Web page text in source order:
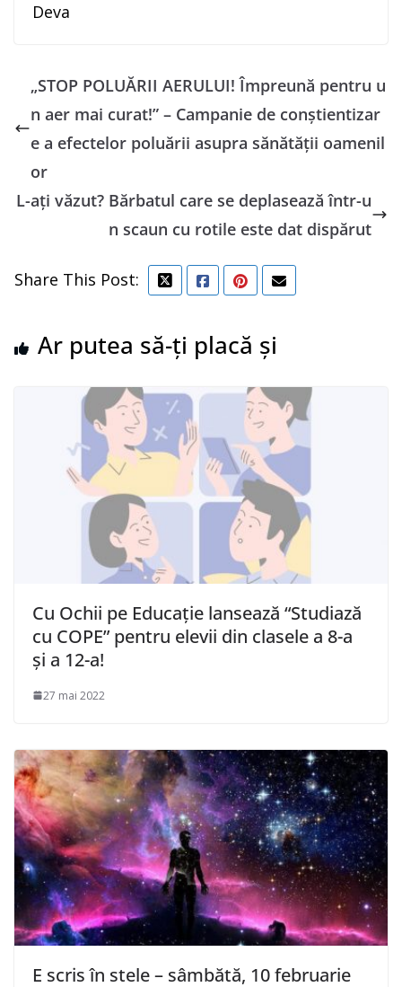
Deva
„STOP POLUĂRII AERULUI! Împreună pentru u
n aer mai curat!” – Campanie de conștientizar
e a efectelor poluării asupra sănătății oamenil
or
L-ați văzut? Bărbatul care se deplasează într-u
n scaun cu rotile este dat dispărut
Share This Post:
Ar putea să-ți placă și
Cu Ochii pe Educație lansează “Studiază
cu COPE” pentru elevii din clasele a 8-a
și a 12-a!
27 mai 2022
E scris în stele – sâmbătă, 10 februarie